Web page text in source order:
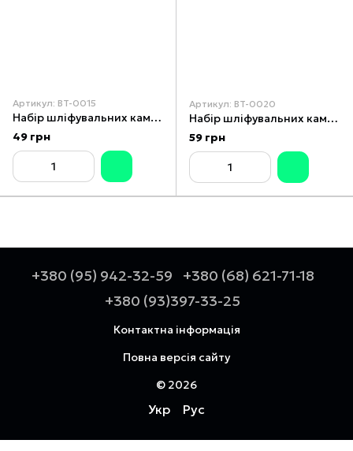
Артикул: BT-0015
Набір шліфувальних каменів 5 шт. INTERTOOL BT-0015
49 грн
Артикул: BT-0020
Набір шліфувальних каменів 10 шт. INTERTOOL BT-0020
59 грн
+380 (95) 942-32-59
+380 (68) 621-71-18
+380 (93)397-33-25
Контактна інформація
Повна версія сайту
© 2026
Укр Рус